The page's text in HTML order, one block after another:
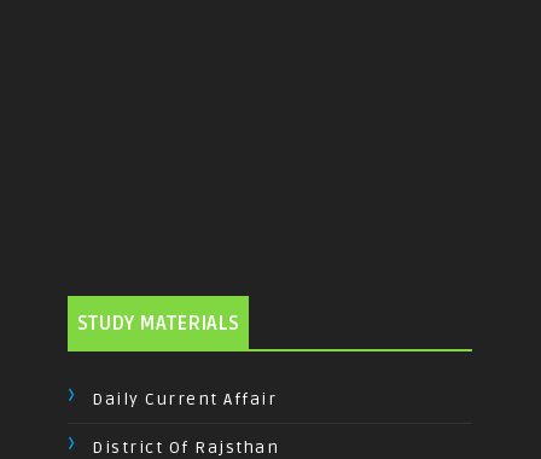
STUDY MATERIALS
Daily Current Affair
District Of Rajsthan